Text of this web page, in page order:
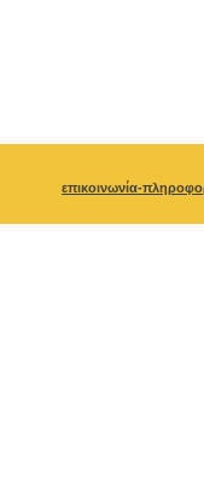
επικοινωνία-